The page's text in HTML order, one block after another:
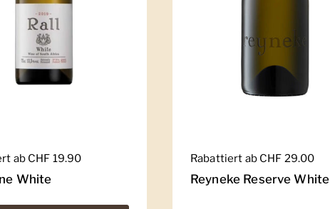
Preis
ab CHF 19.90
White
Regulärer Preis
Rabattiert ab CHF 29.00
Reyneke Reserve White